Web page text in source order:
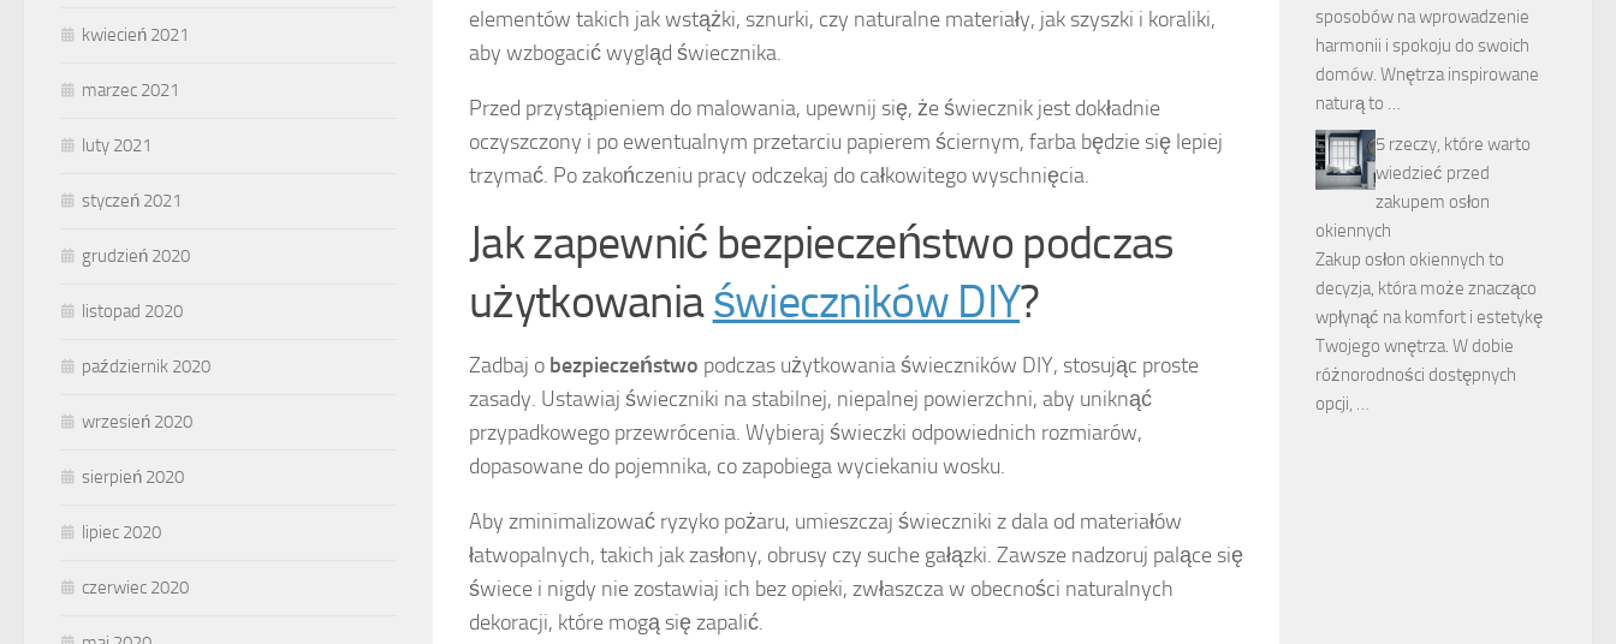
elementów takich jak wstążki, sznurki, czy naturalne materiały, jak szyszki i koraliki,
aby wzbogacić wygląd świecznika.
Przed przystąpieniem do malowania, upewnij się, że świecznik jest dokładnie
oczyszczony i po ewentualnym przetarciu papierem ściernym, farba będzie się lepiej
trzymać. Po zakończeniu pracy odczekaj do całkowitego wyschnięcia.
Jak zapewnić bezpieczeństwo podczas
użytkowaniaświeczników DIY?
Zadbaj o bezpieczeństwo podczas użytkowania świeczników DIY, stosując proste
zasady. Ustawiaj świeczniki na stabilnej, niepalnej powierzchni, aby uniknąć
przypadkowego przewrócenia. Wybieraj świeczki odpowiednich rozmiarów,
dopasowane do pojemnika, co zapobiega wyciekaniu wosku.
Aby zminimalizować ryzyko pożaru, umieszczaj świeczniki z dala od materiałów
łatwopalnych, takich jak zasłony, obrusy czy suche gałązki. Zawsze nadzoruj palące się
świece i nigdy nie zostawiaj ich bez opieki, zwłaszcza w obecności naturalnych
dekoracji, które mogą się zapalić.
kwiecień 2021
marzec 2021
luty 2021
styczeń 2021
grudzień 2020
listopad 2020
październik 2020
wrzesień 2020
sierpień 2020
lipiec 2020
czerwiec 2020
sposobów na wprowadzenie
harmonii i spokoju do swoich
domów. Wnętrza inspirowane
naturą to …
5 rzeczy, które warto
wiedzieć przed
zakupem osłon
okiennych
Zakup osłon okiennych to
decyzja, która może znacząco
wpłynąć na komfort i estetykę
Twojego wnętrza. W dobie
różnorodności dostępnych
opcji, …